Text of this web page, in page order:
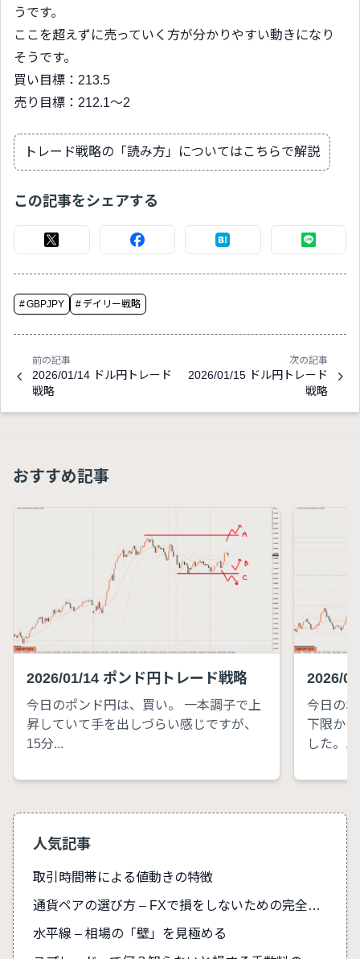
うです。
ここを超えずに売っていく方が分かりやすい動きになり
そうです。
買い目標：213.5
売り目標：212.1〜2
トレード戦略の「読み方」についてはこちらで解説
この記事をシェアする
#GBPJPY # デイリー戦略
前の記事
2026/01/14 ドル円トレード
戦略
次の記事
2026/01/15 ドル円トレード
戦略
おすすめ記事
2026/01/14 ポンド円トレード戦略
今日のポンド円は、買い。 一本調子で上
昇していて手を出しづらい感じですが、
15分...
2026/
今日の
下限か
した。...
人気記事
取引時間帯による値動きの特徴
通貨ペアの選び方 – FXで損をしないための完全ガイド
水平線 – 相場の「壁」を見極める